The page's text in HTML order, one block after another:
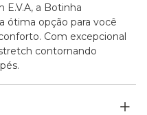
E.V.A, a Botinha
ótima opção para você
Com excepcional
contornando